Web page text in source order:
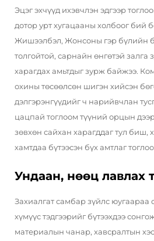
Эцэг эхчүүд ихэвчлэн эдгээр
дотор урт хугацааны холбоог бий
Жишээлбэл, Жонсоны гэр бүлийн
толгойтой, сарнайн өнгөтэй залга
харагдах амьтдыг зурж байжээ.
охины төсөөлсөн шигэн хийсэн
дэлгэрэнгүүдийг ч нарийвчлан
цацпай тоглоом түүний орцын
зөвхөн сайхан харагддаг тул биш,
хамтдаа бүтээсэн бүх амтлаг
Ундаан, нөөц лавлах
Захиалгат самбар зүйлс юугаараа
хүмүүс тэдгээрийг бүтээхдээ
материалын чанар, хавсралтын